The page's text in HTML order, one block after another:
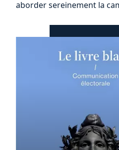
aborder sereinement la